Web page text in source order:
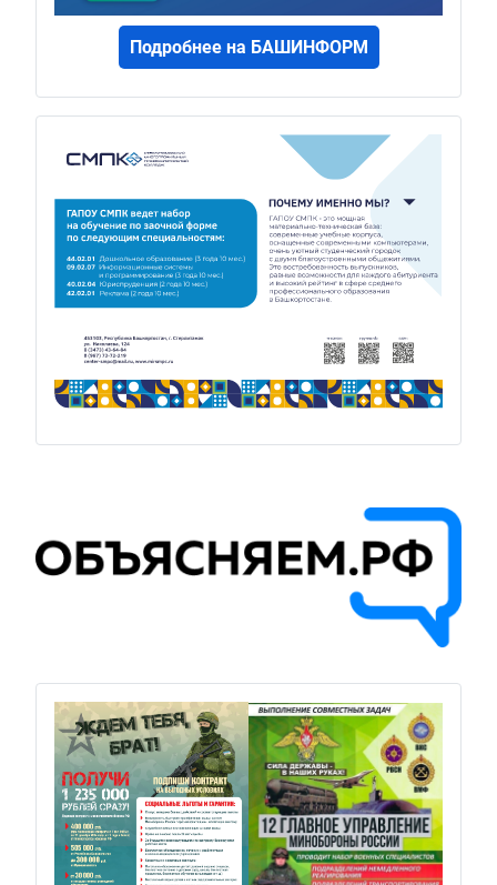
Подробнее на БАШИНФОРМ